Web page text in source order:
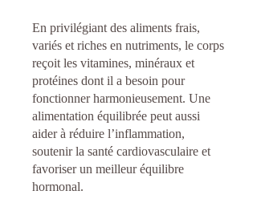
En privilégiant des aliments frais,
variés et riches en nutriments, le corps
reçoit les vitamines, minéraux et
protéines dont il a besoin pour
fonctionner harmonieusement. Une
alimentation équilibrée peut aussi
aider à réduire l’inflammation,
soutenir la santé cardiovasculaire et
favoriser un meilleur équilibre
hormonal.